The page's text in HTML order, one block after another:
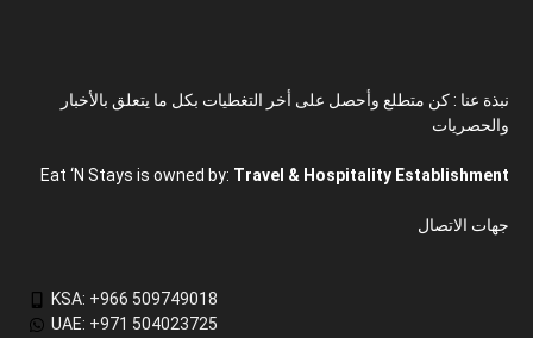
نبذة عنا : كن متطلع وأحصل على أخر التغطيات بكل ما يتعلق بالأخبار
والحصريات
Eat ‘N Stays is owned by: Travel & Hospitality Establishment
جهات الاتصال
KSA: +966 509749018
UAE: +971 504023725